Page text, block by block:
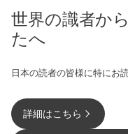
世界の識者か
たへ
詳細はこちら